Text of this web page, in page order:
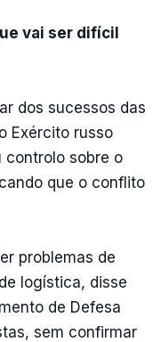
vai ser difícil
dos sucessos das
Exército russo
controlo sobre o
que o conflito
problemas de
logística, disse
de Defesa
sem confirmar